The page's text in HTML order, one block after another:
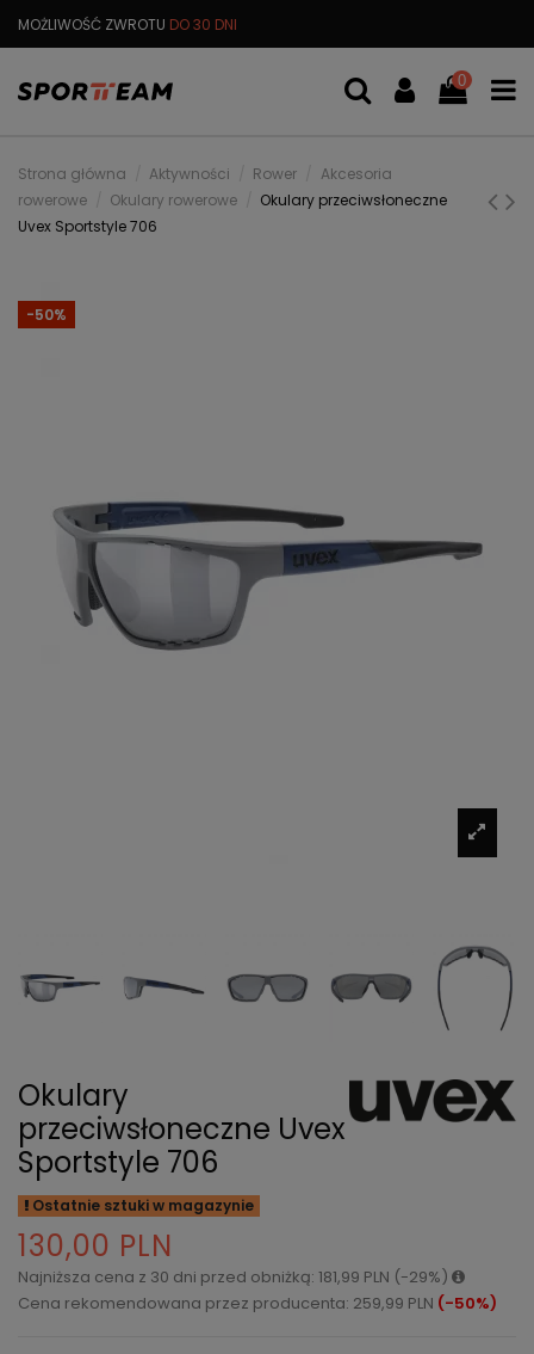
MOŻLIWOŚĆ ZWROTU DO 30 DNI
0
Strona główna Aktywności Rower
Akcesoria
rowerowe
Okulary rowerowe
Okulary przeciwsłoneczne
Uvex Sportstyle 706
-50%
Okulary
przeciwsłoneczne Uvex
Sportstyle 706
Ostatnie sztuki w magazynie
130,00 PLN
Najniższa cena z 30 dni przed obniżką: 181,99 PLN (-29%)
Cena rekomendowana przez producenta: 259,99 PLN (-50%)